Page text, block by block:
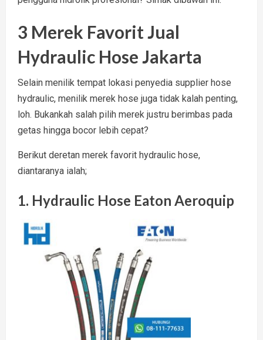
3 Merek Favorit Jual
Hydraulic Hose Jakarta
Selain menilik tempat lokasi penyedia supplier hose
hydraulic, menilik merek hose juga tidak kalah penting,
loh. Bukankah salah pilih merek justru berimbas pada
getas hingga bocor lebih cepat?
Berikut deretan merek favorit hydraulic hose,
diantaranya ialah;
1. Hydraulic Hose Eaton Aeroquip